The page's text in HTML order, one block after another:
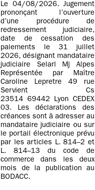
Le 04/08/2026. Jugement
prononçant l’ouverture
d’une procédure de
redressement judiciaire,
date de cessation des
paiements le 31 juillet
2026, désignant mandataire
judiciaire Selarl Mj Alpes
Représentée par Maître
Caroline Lepretre 49 rue
Servient Cs
23514 69442 Lyon CEDEX
03. Les déclarations des
créances sont à adresser au
mandataire judiciaire ou sur
le portail électronique prévu
par les articles L. 814–2 et
L. 814–13 du code de
commerce dans les deux
mois de la publication au
BODACC.